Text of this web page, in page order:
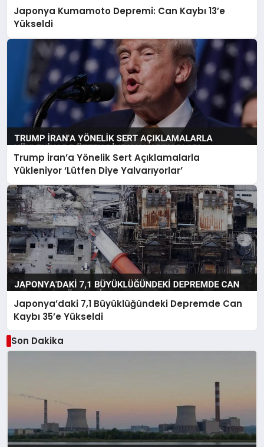
Japonya Kumamoto Depremi: Can Kaybı 13’e
Yükseldi
Trump İran’a Yönelik Sert Açıklamalarla
Yükleniyor ‘Lütfen Diye Yalvarıyorlar’
Japonya’daki 7,1 Büyüklüğündeki Depremde Can
Kaybı 35’e Yükseldi
Son Dakika